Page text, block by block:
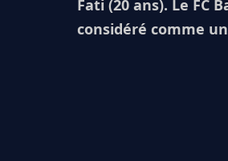
Fati (20 ans). Le
considéré comme